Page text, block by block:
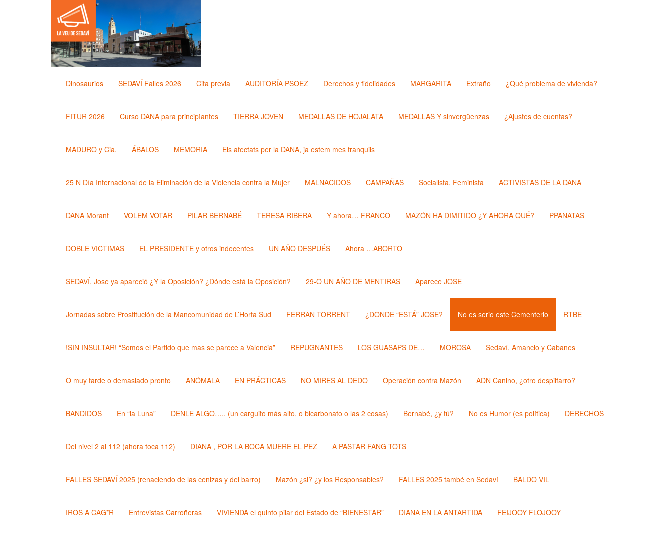
Dinosaurios SEDAVÍ Falles 2026 Cita previa AUDITORÍA PSOEZ Derechos y fidelidades MARGARITA Extraño ¿Qué problema de vivienda?
FITUR 2026 Curso DANA para principìantes TIERRA JOVEN MEDALLAS DE HOJALATA MEDALLAS Y sinvergüenzas ¿Ajustes de cuentas?
MADURO y Cia. ÁBALOS MEMORIA Els afectats per la DANA, ja estem mes tranquils
25 N Día Internacional de la Eliminación de la Violencia contra la Mujer MALNACIDOS CAMPAÑAS Socialista, Feminista ACTIVISTAS DE LA DANA
DANA Morant VOLEM VOTAR PILAR BERNABÉ TERESA RIBERA Y ahora… FRANCO MAZÓN HA DIMITIDO ¿Y AHORA QUÉ? PPANATAS
DOBLE VICTIMAS EL PRESIDENTE y otros indecentes UN AÑO DESPUÉS Ahora …ABORTO
SEDAVÍ, Jose ya apareció ¿Y la Oposición? ¿Dónde está la Oposición? 29-O UN AÑO DE MENTIRAS Aparece JOSE
Jornadas sobre Prostitución de la Mancomunidad de L’Horta Sud FERRAN TORRENT ¿DONDE “ESTÁ” JOSE? No es serio este Cementerio RTBE
!SIN INSULTAR! “Somos el Partido que mas se parece a Valencia” REPUGNANTES LOS GUASAPS DE… MOROSA Sedaví, Amancio y Cabanes
O muy tarde o demasiado pronto ANÓMALA EN PRÁCTICAS NO MIRES AL DEDO Operación contra Mazón ADN Canino, ¿otro despilfarro?
BANDIDOS En “la Luna” DENLE ALGO….. (un carguito más alto, o bicarbonato o las 2 cosas) Bernabé, ¿y tú? No es Humor (es política) DERECHOS
Del nivel 2 al 112 (ahora toca 112) DIANA , POR LA BOCA MUERE EL PEZ A PASTAR FANG TOTS
FALLES SEDAVÍ 2025 (renaciendo de las cenizas y del barro) Mazón ¿si? ¿y los Responsables? FALLES 2025 també en Sedaví BALDO VIL
IROS A CAG*R Entrevistas Carroñeras VIVIENDA el quinto pilar del Estado de “BIENESTAR” DIANA EN LA ANTARTIDA FEIJOOY FLOJOOY